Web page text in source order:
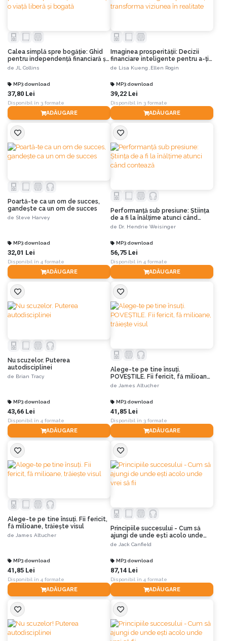
Calea simplă spre bogăție: Ghid
pentru independență financiară și
o viață liberă și bogată
de JL Collins
MP3 download
37,80 Lei
Disponibil în 3 formate
ADĂUGARE
Imaginea prosperității: Decizii
financiare inteligente pentru a-ți
transforma viziunea în realitate
de Lisa Kueng , Ellen Rogin
MP3 download
39,22 Lei
Disponibil în 3 formate
ADĂUGARE
Poartă-te ca un om de succes,
gandeşte ca un om de succes
de Steve Harvey
MP3 download
32,01 Lei
Disponibil în 4 formate
ADĂUGARE
Performanță sub presiune: Știința
de a fi la înălțime atunci când
contează
de Dr. Hendrie Weisinger
MP3 download
56,75 Lei
Disponibil în 4 formate
ADĂUGARE
Nu scuzelor. Puterea
autodisciplinei
de Brian Tracy
MP3 download
43,66 Lei
Disponibil în 4 formate
ADĂUGARE
Alege-te pe tine însuţi.
POVEȘTILE. Fii fericit, fă milioane,
trăieşte visul
de James Altucher
MP3 download
41,85 Lei
Disponibil în 3 formate
ADĂUGARE
Alege-te pe tine însuţi. Fii fericit,
fă milioane, trăieşte visul
de James Altucher
MP3 download
41,85 Lei
Disponibil în 4 formate
ADĂUGARE
Principiile succesului - Cum să
ajungi de unde eşti acolo unde
vrei să fii
de Jack Canfield
MP3 download
87,14 Lei
Disponibil în 4 formate
ADĂUGARE